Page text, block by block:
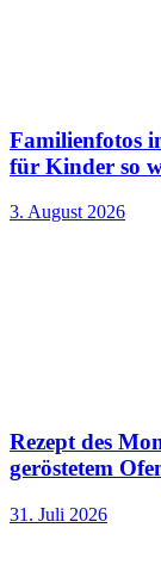
Familienfotos
für Kinder so
3. August 2026
Rezept des
geröstetem
31. Juli 2026